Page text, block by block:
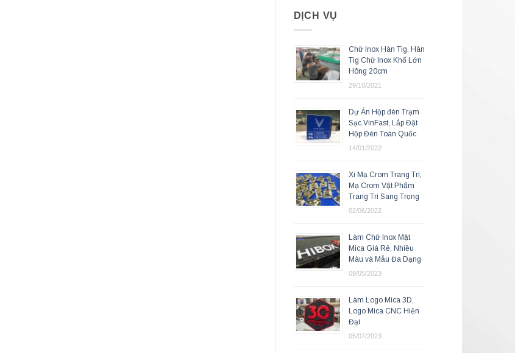
DỊCH VỤ
Chữ Inox Hàn Tig, Hàn
Tig Chữ Inox Khổ Lớn
Hông 20cm
29/10/2021
Dự Án Hộp đèn Trạm
Sạc VinFast, Lắp Đặt
Hộp Đèn Toàn Quốc
14/01/2022
Xi Mạ Crom Trang Trí,
Mạ Crom Vật Phẩm
Trang Trí Sang Trọng
02/06/2022
Làm Chữ Inox Mặt
Mica Giá Rẻ, Nhiều
Màu và Mẫu Đa Dạng
09/05/2023
Làm Logo Mica 3D,
Logo Mica CNC Hiện
Đại
05/07/2023